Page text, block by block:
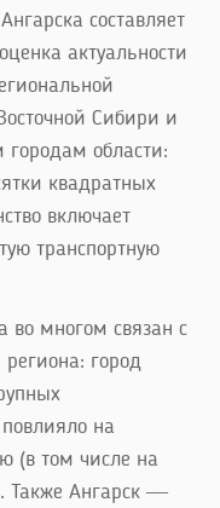
составляет
актуальности
Сибири и
городам области:
квадратных
включает
транспортную
во многом связан с
город
на
(в том числе на
Также Ангарск —